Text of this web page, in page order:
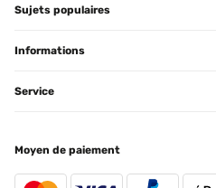
Sujets populaires
Informations
Service
Moyen de paiement